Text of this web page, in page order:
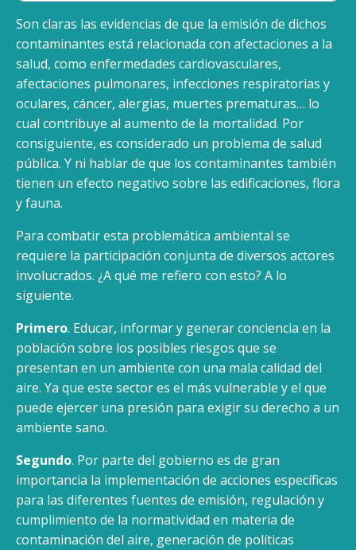
Son claras las evidencias de que la emisión de dichos
contaminantes está relacionada con afectaciones a la
salud, como enfermedades cardiovasculares,
afectaciones pulmonares, infecciones respiratorias y
oculares, cáncer, alergias, muertes prematuras… lo
cual contribuye al aumento de la mortalidad. Por
consiguiente, es considerado un problema de salud
pública. Y ni hablar de que los contaminantes también
tienen un efecto negativo sobre las edificaciones, flora
y fauna.
Para combatir esta problemática ambiental se
requiere la participación conjunta de diversos actores
involucrados. ¿A qué me refiero con esto? A lo
siguiente.
Primero. Educar, informar y generar conciencia en la
población sobre los posibles riesgos que se
presentan en un ambiente con una mala calidad del
aire. Ya que este sector es el más vulnerable y el que
puede ejercer una presión para exigir su derecho a un
ambiente sano.
Segundo. Por parte del gobierno es de gran
importancia la implementación de acciones específicas
para las diferentes fuentes de emisión, regulación y
cumplimiento de la normatividad en materia de
contaminación del aire, generación de políticas